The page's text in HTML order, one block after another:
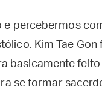
e percebermos
Kim Tae
basicamente
se formar